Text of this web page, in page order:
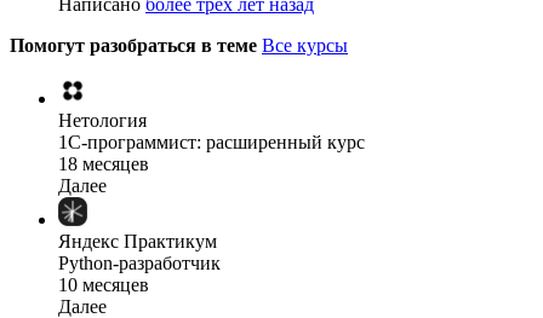
Написано более трёх лет назад
Помогут разобраться в теме Все курсы
Нетология
1C-программист: расширенный курс
18 месяцев
Далее
Яндекс Практикум
Python-разработчик
10 месяцев
Далее